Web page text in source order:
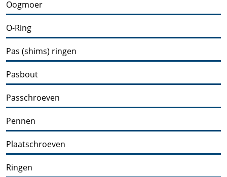
Oogmoer
O-Ring
Pas (shims) ringen
Pasbout
Passchroeven
Pennen
Plaatschroeven
Ringen